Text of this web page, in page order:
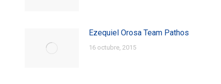
Ezequiel Orosa Team Pathos
16 octubre, 2015